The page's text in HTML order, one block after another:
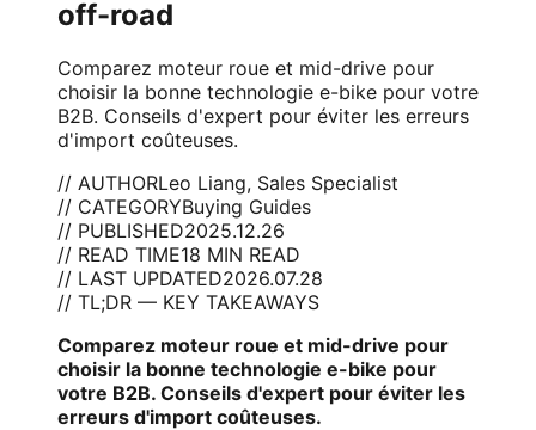
off-road
Comparez moteur roue et mid-drive pour
choisir la bonne technologie e-bike pour votre
B2B. Conseils d'expert pour éviter les erreurs
d'import coûteuses.
// AUTHORLeo Liang, Sales Specialist
// CATEGORYBuying Guides
// PUBLISHED2025.12.26
// READ TIME18 MIN READ
// LAST UPDATED2026.07.28
// TL;DR — KEY TAKEAWAYS
Comparez moteur roue et mid-drive pour
choisir la bonne technologie e-bike pour
votre B2B. Conseils d'expert pour éviter les
erreurs d'import coûteuses.